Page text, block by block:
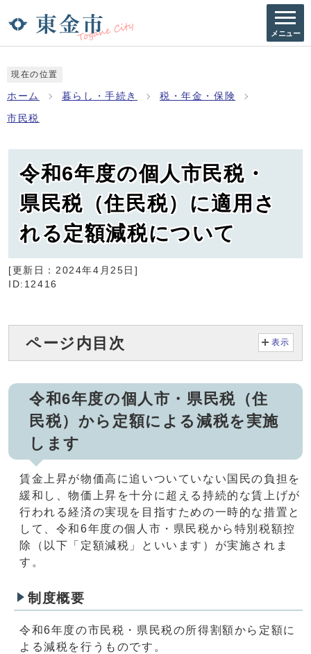
メニュー
現在の位置
ホーム 暮らし・手続き 税・年金・保険
市民税
令和6年度の個人市民税・
県民税（住民税）に適用さ
れる定額減税について
[更新日： 2024年4月25日 ]
ID:12416
ページ内目次 表示
令和6年度の個人市・県民税（住
民税）から定額による減税を実施
します
賃金上昇が物価高に追いついていない国民の負担を
緩和し、物価上昇を十分に超える持続的な賃上げが
行われる経済の実現を目指すための一時的な措置と
して、令和6年度の個人市・県民税から特別税額控
除（以下「定額減税」といいます）が実施されま
す。
制度概要
令和6年度の市民税・県民税の所得割額から定額に
よる減税を行うものです。